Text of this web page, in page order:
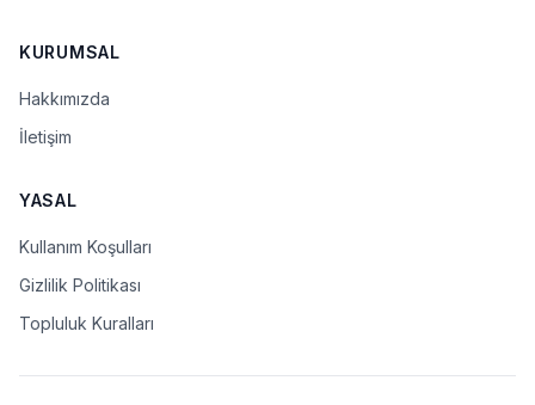
KURUMSAL
Hakkımızda
İletişim
YASAL
Kullanım Koşulları
Gizlilik Politikası
Topluluk Kuralları